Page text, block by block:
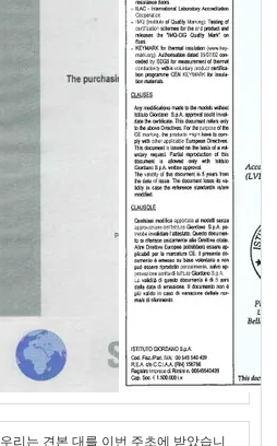
우리는 견본 대를 이번 주초에 받았습니